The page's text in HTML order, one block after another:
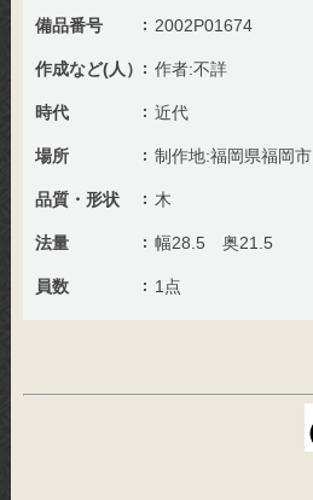
備品番号 2002P01674
作成など(人） 作者:不詳
時代 近代
場所 制作地:福岡県福岡市
品質・形状 木
法量 幅28.5 奥21.5
員数 1点